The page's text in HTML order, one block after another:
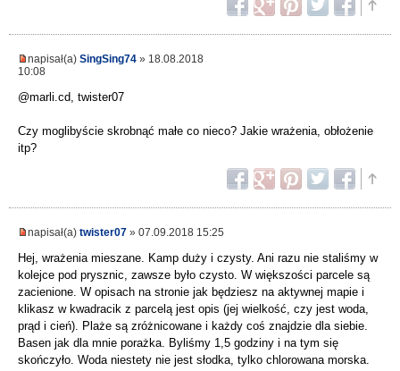
napisał(a) SingSing74 » 18.08.2018
10:08
@marli.cd, twister07
Czy moglibyście skrobnąć małe co nieco? Jakie wrażenia, obłożenie
itp?
napisał(a) twister07 » 07.09.2018 15:25
Hej, wrażenia mieszane. Kamp duży i czysty. Ani razu nie staliśmy w
kolejce pod prysznic, zawsze było czysto. W większości parcele są
zacienione. W opisach na stronie jak będziesz na aktywnej mapie i
klikasz w kwadracik z parcelą jest opis (jej wielkość, czy jest woda,
prąd i cień). Plaże są zróżnicowane i każdy coś znajdzie dla siebie.
Basen jak dla mnie porażka. Byliśmy 1,5 godziny i na tym się
skończyło. Woda niestety nie jest słodka, tylko chlorowana morska.